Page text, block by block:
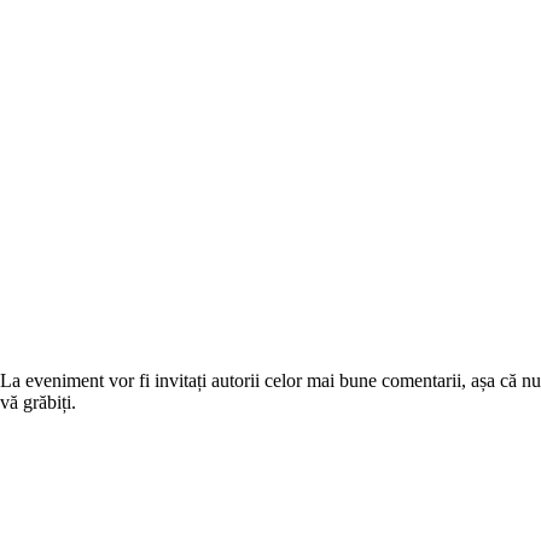
La eveniment vor fi invitați autorii celor mai bune comentarii, așa că nu
vă grăbiți.